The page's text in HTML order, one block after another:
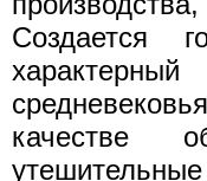
Создается
качестве